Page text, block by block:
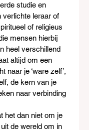
studie en
verlichte leraar of
of religieus
mensen hierbij
heel verschillend
altijd om een
naar je ‘ware zelf’,
de kern van je
naar verbinding
het dan niet om je
de wereld om in